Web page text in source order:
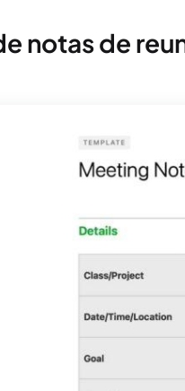
notas de